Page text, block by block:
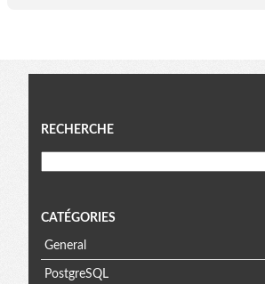
Menu
RECHERCHE
CATÉGORIES
General
PostgreSQL